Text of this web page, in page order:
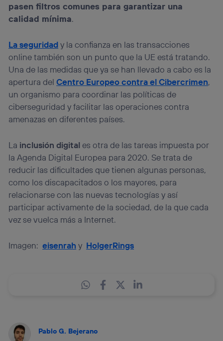
pasen filtros comunes para garantizar una
calidad mínima.
La seguridady la confianza en las transacciones
online también son un punto que la UE está tratando.
Una de las medidas que ya se han llevado a cabo es la
apertura delCentro Europeo contra el Cibercrimen,
un organismo para coordinar las políticas de
ciberseguridad y facilitar las operaciones contra
amenazas en diferentes países.
La inclusión digitales otra de las tareas impuesta por
la Agenda Digital Europea para 2020. Se trata de
reducir las dificultades que tienen algunas personas,
como los discapacitados o los mayores, para
relacionarse con las nuevas tecnologías y así
participar activamente de la sociedad, de la que cada
vez se vuelca más a Internet.
Imagen:eisenrah y HolgerRings
Pablo G. Bejerano